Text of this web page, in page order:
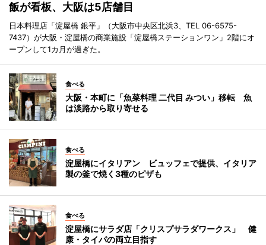
飯が看板、大阪は5店舗目
日本料理店「淀屋橋 銀平」（大阪市中央区北浜3、TEL 06-6575-
7437）が大阪・淀屋橋の商業施設「淀屋橋ステーションワン」2階にオ
ープンして1カ月が過ぎた。
食べる
大阪・本町に「魚菜料理 二代目 みつい」移転 魚
は淡路から取り寄せる
食べる
淀屋橋にイタリアン ビュッフェで提供、イタリア
製の釜で焼く3種のピザも
食べる
淀屋橋にサラダ店「クリスプサラダワークス」 健
康・タイパの両立目指す